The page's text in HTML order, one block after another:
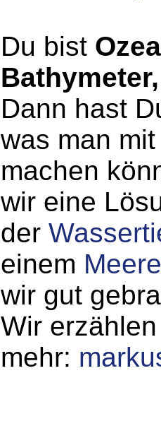
Du bist
Dann hast
was man
machen
wir eine
der
einem
wir gut
Wir
mehr: